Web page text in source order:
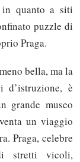
in quanto a siti
puzzle di
Praga.
bella, ma la
d’istruzione, è
grande museo
un viaggio
Praga, celebre
stretti vicoli,